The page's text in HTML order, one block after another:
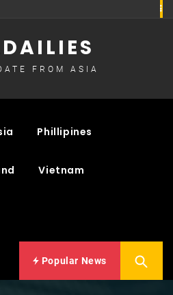
FROM ASIA
Phillipines
Vietnam
Popular News